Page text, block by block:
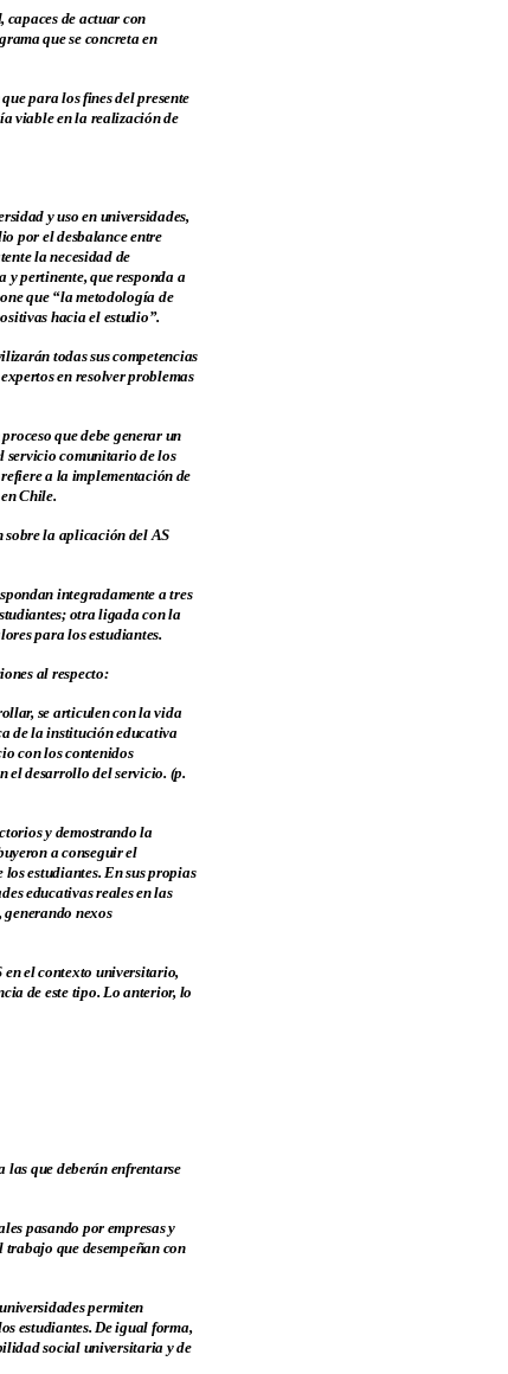
capaces de actuar con
que se concreta en
para los fines del presente
viable en la realización de
y uso en universidades,
por el desbalance entre
la necesidad de
y pertinente, que responda a
que “la metodología de
hacia el estudio”.
todas sus competencias
en resolver problemas
que debe generar un
servicio comunitario de los
a la implementación de
Chile.
sobre la aplicación del AS
integradamente a tres
otra ligada con la
para los estudiantes.
al respecto:
se articulen con la vida
de la institución educativa
con los contenidos
el desarrollo del servicio. (p.
y demostrando la
a conseguir el
estudiantes. En sus propias
educativas reales en las
nexos
el contexto universitario,
de este tipo. Lo anterior, lo
que deberán enfrentarse
pasando por empresas y
que desempeñan con
permiten
estudiantes. De igual forma,
social universitaria y de